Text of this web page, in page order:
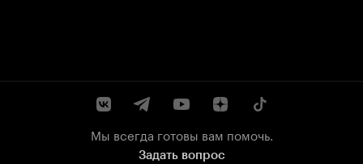
Мы всегда готовы вам помочь.
Задать вопрос